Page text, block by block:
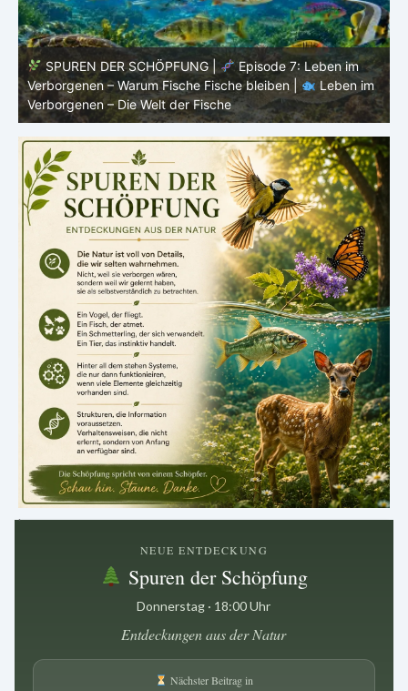
SPUREN DER SCHÖPFUNG |
Episode 6:
Fortpflanzung im offenen Raum – Ordnung ohne Nest |
Leben im Verborgenen – Die Welt der Fische
.
NEUE ENTDECKUNG
Spuren der Schöpfung
Donnerstag · 18:00 Uhr
Entdeckungen aus der Natur
Nächster Beitrag in